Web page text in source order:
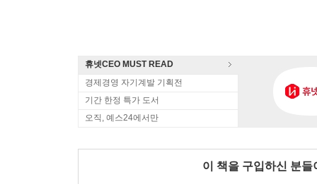
휴넷CEO MUST READ
경제경영 자기계발 기획전
기간 한정 특가 도서
오직, 예스24에서만
이 책을 구입하신 분